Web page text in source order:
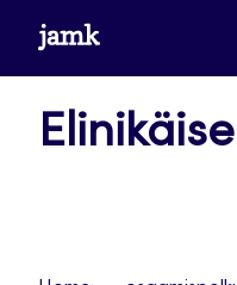
Siirrywww.jamk.fi